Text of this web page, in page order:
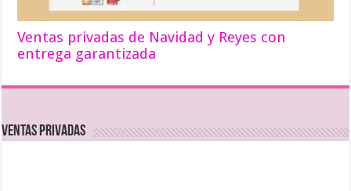
Ventas privadas de Navidad y Reyes con
entrega garantizada
Ventas Privadas